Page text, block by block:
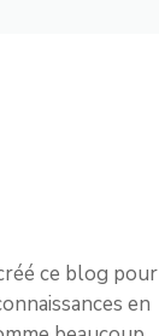
ce blog pour
en